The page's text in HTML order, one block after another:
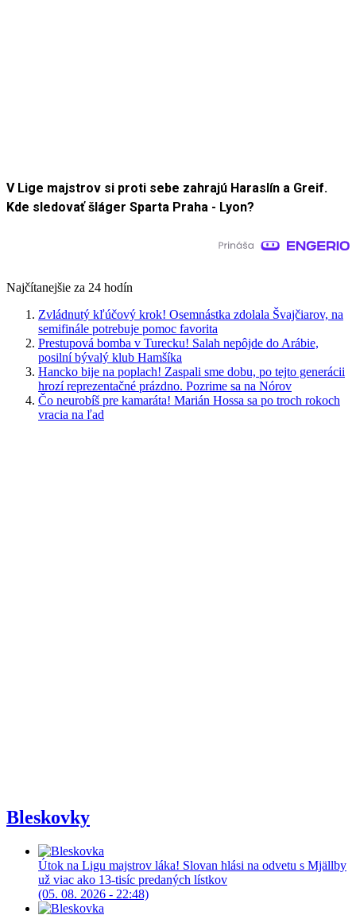
V Lige majstrov si proti sebe zahrajú Haraslín a Greif.
Kde sledovať šláger Sparta Praha - Lyon?
Najčítanejšie za 24 hodín
Zvládnutý kľúčový krok! Osemnástka zdolala Švajčiarov, na
semifinále potrebuje pomoc favorita
Prestupová bomba v Turecku! Salah nepôjde do Arábie,
posilní bývalý klub Hamšíka
Hancko bije na poplach! Zaspali sme dobu, po tejto generácii
hrozí reprezentačné prázdno. Pozrime sa na Nórov
Čo neurobíš pre kamaráta! Marián Hossa sa po troch rokoch
vracia na ľad
Bleskovky
Útok na Ligu majstrov láka! Slovan hlási na odvetu s Mjällby
už viac ako 13-tisíc predaných lístkov
(05. 08. 2026 - 22:48)